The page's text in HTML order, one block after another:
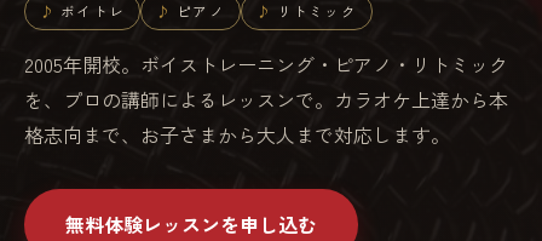
ボイトレ ピアノ リトミック
2005年開校。ボイストレーニング・ピアノ・リトミック
を、プロの講師によるレッスンで。カラオケ上達から本
格志向まで、お子さまから大人まで対応します。
無料体験レッスンを申し込む